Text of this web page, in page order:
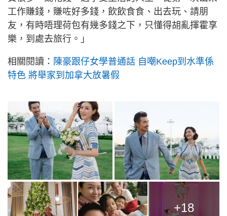
工作賺錢，賺咗好多錢，飲飲食食、出去玩、請朋
友，有時唔理荷包有幾多錢之下，只懂得胡亂揮霍享
樂，到處去旅行。」
相關閱讀： 陳豪跟仔女學普通話 自嘲Keep到水準係
特色 將舉家到加拿大放暑假
+18